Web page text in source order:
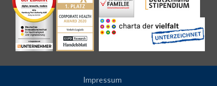
Impressum